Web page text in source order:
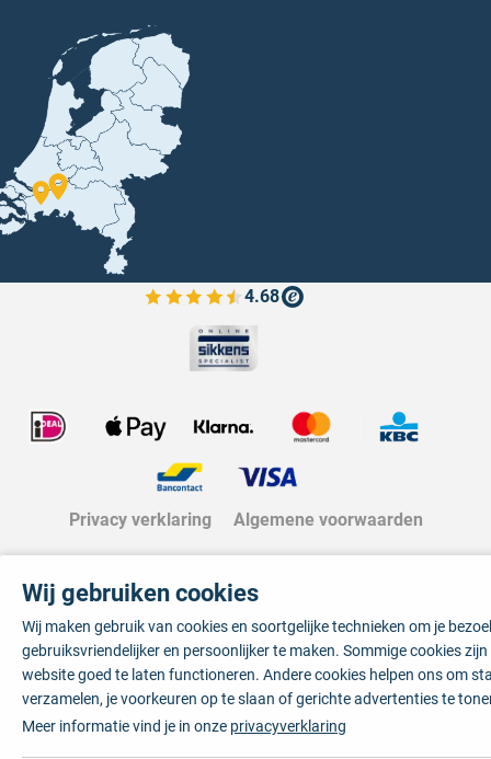
4.68
Bekijk de verfplaza beoordelingen
Privacy verklaring Algemene voorwaarden
Wij gebruiken cookies
Wij maken gebruik van cookies en soortgelijke technieken om je
gebruiksvriendelijker en persoonlijker te maken. Sommige cookies
website goed te laten functioneren. Andere cookies helpen ons om
verzamelen, je voorkeuren op te slaan of gerichte advertenties te
Meer informatie vind je in onze privacyverklaring